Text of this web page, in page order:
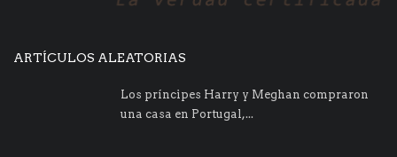
ARTÍCULOS ALEATORIAS
Los príncipes Harry y Meghan compraron
una casa en Portugal,...